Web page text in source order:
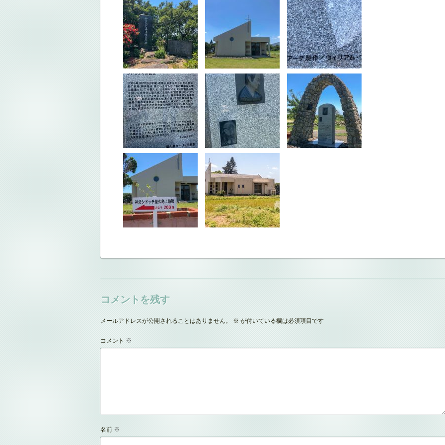
コメントを残す
メールアドレスが公開されることはありません。 ※ が付いている欄は必須項目です
コメント ※
名前 ※